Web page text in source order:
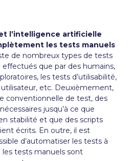
l’intelligence artificielle
les tests manuels
de nombreux types de tests
que par des humains,
les tests d’utilisabilité,
utilisateur, etc. Deuxièmement,
conventionnelle de test, des
jusqu’à ce que
stabilité et que des scripts
écrits. En outre, il est
d’automatiser les tests à
les tests manuels sont